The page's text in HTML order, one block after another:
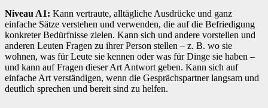
Niveau A1: Kann vertraute, alltägliche Ausdrücke und ganz
einfache Sätze verstehen und verwenden, die auf die Befriedigung
konkreter Bedürfnisse zielen. Kann sich und andere vorstellen und
anderen Leuten Fragen zu ihrer Person stellen – z. B. wo sie
wohnen, was für Leute sie kennen oder was für Dinge sie haben –
und kann auf Fragen dieser Art Antwort geben. Kann sich auf
einfache Art verständigen, wenn die Gesprächspartner langsam und
deutlich sprechen und bereit sind zu helfen.